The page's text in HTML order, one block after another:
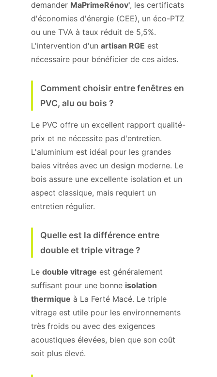
demander MaPrimeRénov', les certificats
d'économies d'énergie (CEE), un éco-PTZ
ou une TVA à taux réduit de 5,5%.
L'intervention d'un artisan RGE est
nécessaire pour bénéficier de ces aides.
Comment choisir entre fenêtres en
PVC, alu ou bois ?
Le PVC offre un excellent rapport qualité-
prix et ne nécessite pas d'entretien.
L'aluminium est idéal pour les grandes
baies vitrées avec un design moderne. Le
bois assure une excellente isolation et un
aspect classique, mais requiert un
entretien régulier.
Quelle est la différence entre
double et triple vitrage ?
Le double vitrage est généralement
suffisant pour une bonne isolation
thermique à La Ferté Macé. Le triple
vitrage est utile pour les environnements
très froids ou avec des exigences
acoustiques élevées, bien que son coût
soit plus élevé.